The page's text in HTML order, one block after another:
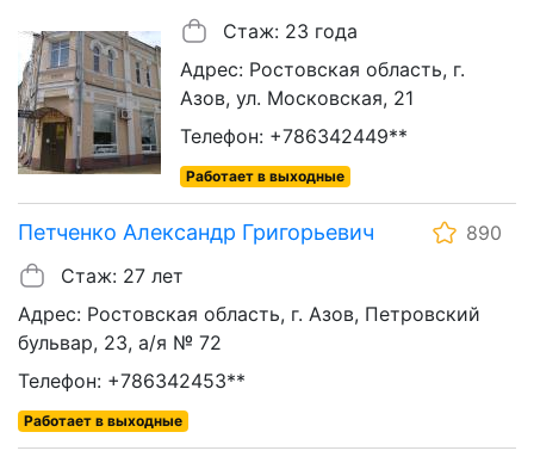
Стаж: 23 года
Адрес: Ростовская область, г.
Азов, ул. Московская, 21
Телефон: +786342449**
Работает в выходные
Петченко Александр Григорьевич
890
Стаж: 27 лет
Адрес: Ростовская область, г. Азов, Петровский
бульвар, 23, а/я № 72
Телефон: +786342453**
Работает в выходные